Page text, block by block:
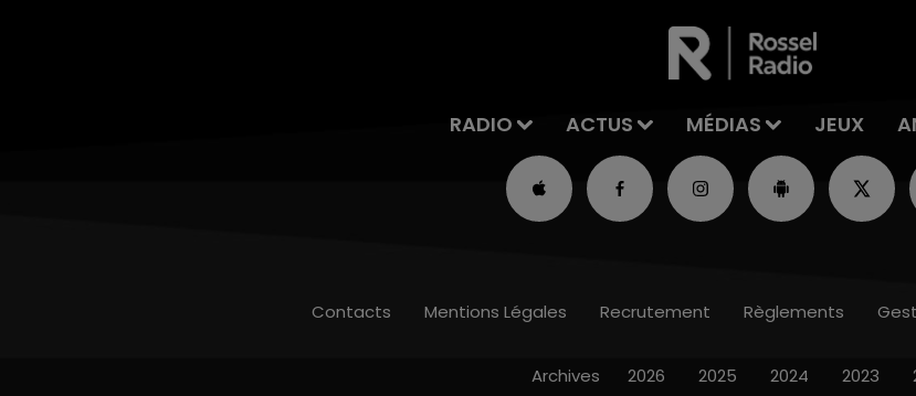
RADIO ACTUS MÉDIAS JEUX
Contacts Mentions Légales Recrutement Règlements
Archives 2026 2025 2024 2023